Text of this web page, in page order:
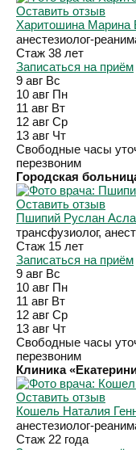
Оставить отзыв
Харитошина Марина
анестезиолог-
Стаж 38 лет
Записаться на приём
9 авг Вс
10 авг Пн
11 авг Вт
12 авг Ср
13 авг Чт
Свободные часы
перезвоним
Городская
Оставить отзыв
Пшипий Руслан
трансфузиолог,
Стаж 15 лет
Записаться на приём
9 авг Вс
10 авг Пн
11 авг Вт
12 авг Ср
13 авг Чт
Свободные часы
перезвоним
Клиника
Оставить отзыв
Кошель Наталия
анестезиолог-
Стаж 22 года